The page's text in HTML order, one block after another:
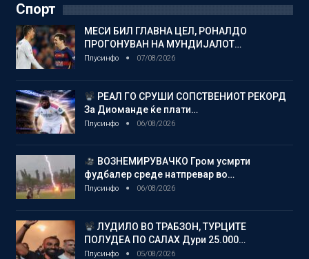
Спорт
МЕСИ БИЛ ГЛАВНА ЦЕЛ, РОНАЛДО
ПРОГОНУВАН НА МУНДИЈАЛОТ…
Плусинфо 07/08/2026
РЕАЛ ГО СРУШИ СОПСТВЕНИОТ РЕКОРД
За Диоманде ќе плати…
Плусинфо 06/08/2026
ВОЗНЕМИРУВАЧКО Гром усмрти
фудбалер среде натпревар во…
Плусинфо 06/08/2026
ЛУДИЛО ВО ТРАБЗОН, ТУРЦИТЕ
ПОЛУДЕА ПО САЛАХ Дури 25.000…
Плусинфо 05/08/2026